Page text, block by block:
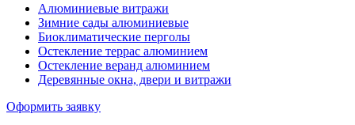
Алюминиевые витражи
Зимние сады алюминиевые
Биоклиматические перголы
Остекление террас алюминием
Остекление веранд алюминием
Деревянные окна, двери и витражи
Оформить заявку